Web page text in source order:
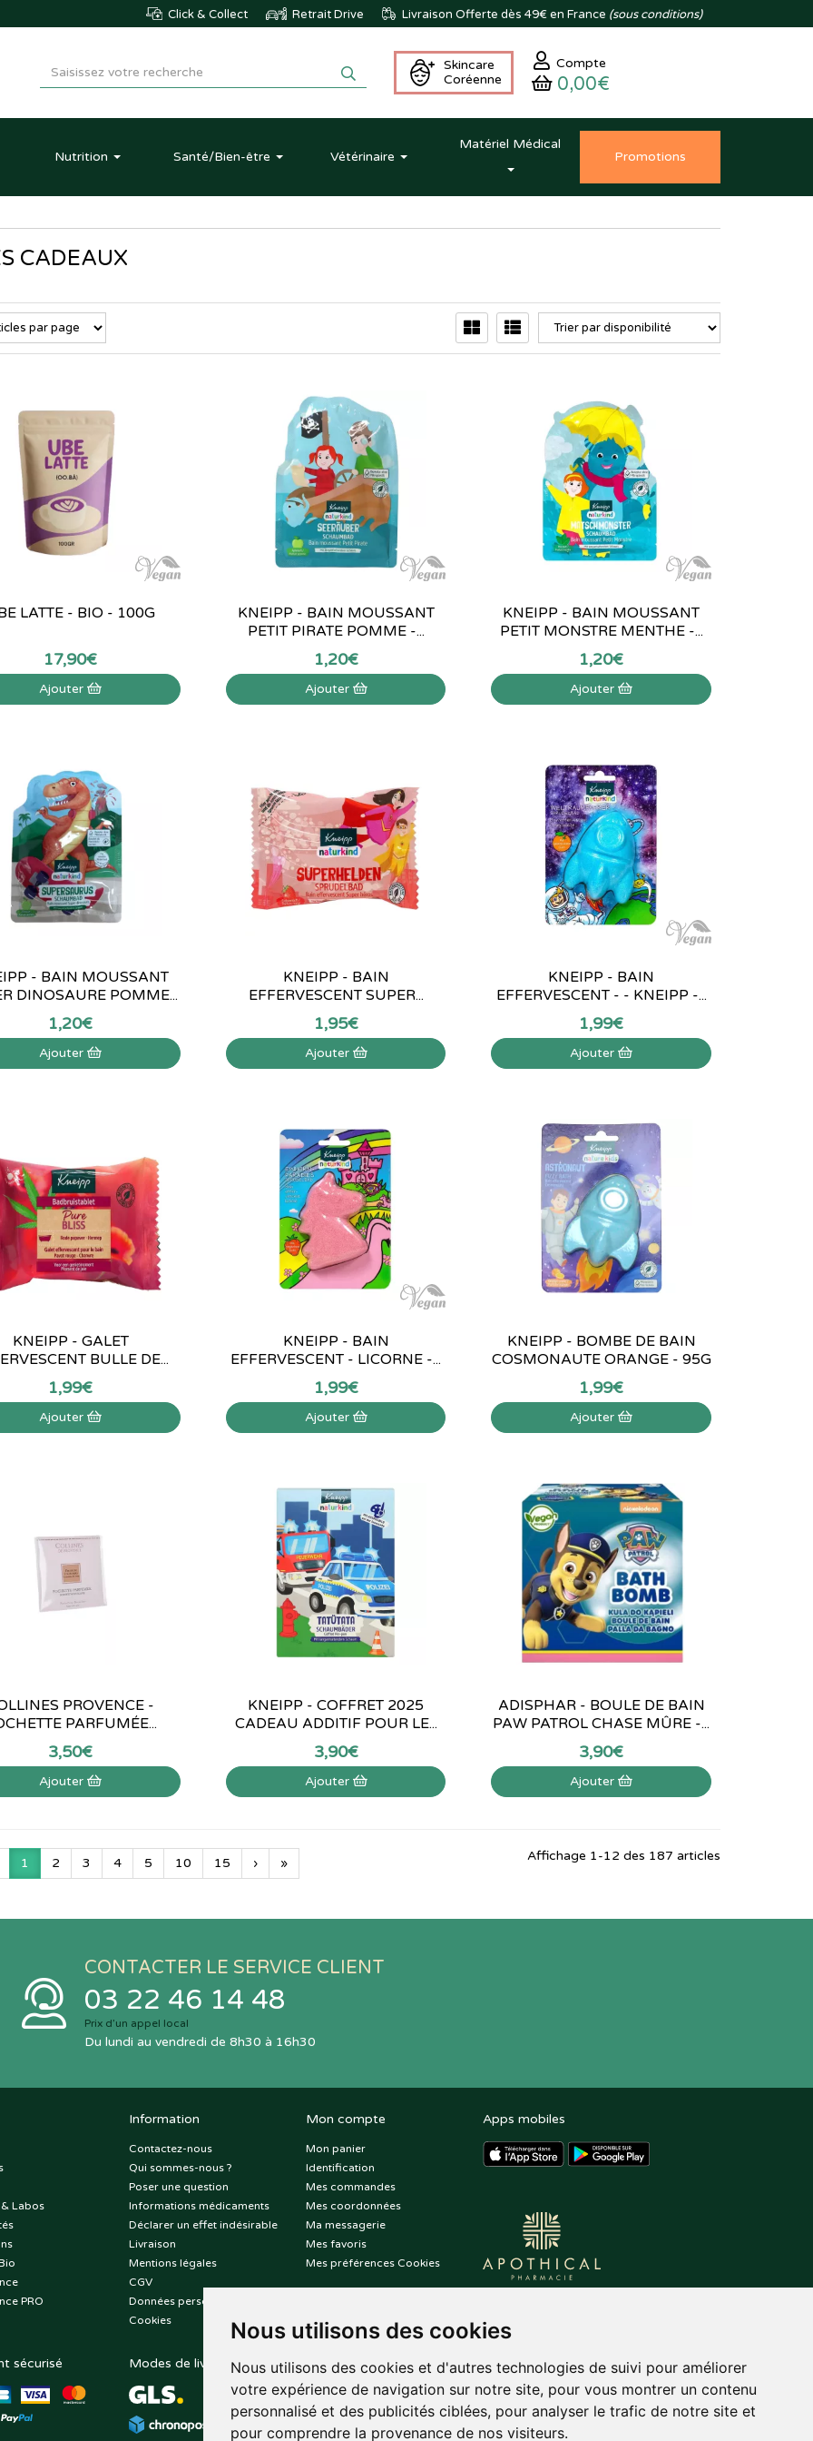
Nous utilisons des cookies
Nous utilisons des cookies et d'autres technologies de suivi pour améliorer
votre expérience de navigation sur notre site, pour vous montrer un contenu
personnalisé et des publicités ciblées, pour analyser le trafic de notre site et
pour comprendre la provenance de nos visiteurs.
Click & Collect Retrait Drive Livraison Offerte dès 49€ en France (sous conditions)
Skincare
Coréenne
Compte
0,00€
Nutrition Santé/Bien-être Vétérinaire
Matériel Médical
Promotions
CADEAUX
LATTE - BIO - 100G
17,90€
Ajouter
KNEIPP - BAIN MOUSSANT
PETIT PIRATE POMME -...
1,20€
Ajouter
KNEIPP - BAIN MOUSSANT
PETIT MONSTRE MENTHE -...
1,20€
Ajouter
- BAIN MOUSSANT
DINOSAURE POMME...
1,20€
Ajouter
KNEIPP - BAIN
EFFERVESCENT SUPER...
1,95€
Ajouter
KNEIPP - BAIN
EFFERVESCENT - - KNEIPP -...
1,99€
Ajouter
KNEIPP - GALET
BULLE DE...
1,99€
Ajouter
KNEIPP - BAIN
EFFERVESCENT - LICORNE -...
1,99€
Ajouter
KNEIPP - BOMBE DE BAIN
COSMONAUTE ORANGE - 95G
1,99€
Ajouter
PROVENCE -
PARFUMÉE...
3,50€
Ajouter
KNEIPP - COFFRET 2025
CADEAU ADDITIF POUR LE...
3,90€
Ajouter
ADISPHAR - BOULE DE BAIN
PAW PATROL CHASE MÛRE -...
3,90€
Ajouter
1 2 3 4 5 10 15 › » Affichage 1-12 des 187 articles
CONTACTER LE SERVICE CLIENT
03 22 46 14 48
Prix d’un appel local
Du lundi au vendredi de 8h30 à 16h30
Labos
PRO
Information
Contactez-nous
Qui sommes-nous ?
Poser une question
Informations médicaments
Déclarer un effet indésirable
Livraison
Mentions légales
CGV
Données personnelles
Cookies
Mon compte
Mon panier
Identification
Mes commandes
Mes coordonnées
Ma messagerie
Mes favoris
Mes préférences Cookies
Apps mobiles
sécurisé Modes de livraison Suivez-nous sur